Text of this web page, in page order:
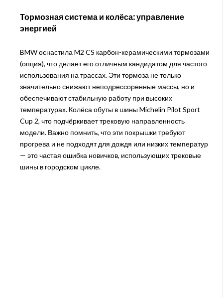
Тормозная система и колёса: управление
энергией
BMW оснастила M2 CS карбон-керамическими тормозами
(опция), что делает его отличным кандидатом для частого
использования на трассах. Эти тормоза не только
значительно снижают неподрессоренные массы, но и
обеспечивают стабильную работу при высоких
температурах. Колёса обуты в шины Michelin Pilot Sport
Cup 2, что подчёркивает трековую направленность
модели. Важно помнить, что эти покрышки требуют
прогрева и не подходят для дождя или низких температур
— это частая ошибка новичков, использующих трековые
шины в городском цикле.